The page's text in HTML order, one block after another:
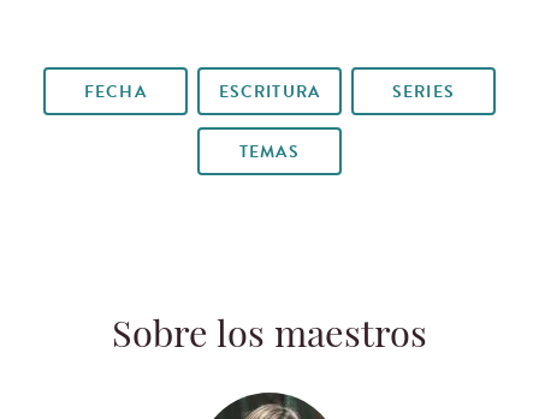
FECHA ESCRITURA SERIES
TEMAS
Sobre los maestros